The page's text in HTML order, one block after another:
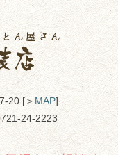
20 [＞ MAP]
24-2223